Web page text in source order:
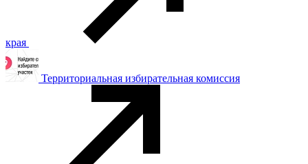
края
Территориальная избирательная комиссия